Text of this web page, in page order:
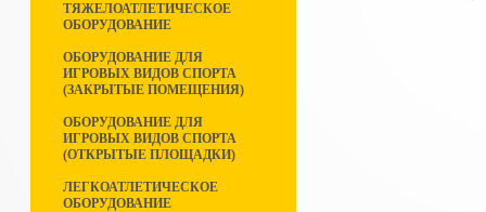
ТЯЖЕЛОАТЛЕТИЧЕСКОЕ
ОБОРУДОВАНИЕ
ОБОРУДОВАНИЕ ДЛЯ
ИГРОВЫХ ВИДОВ СПОРТА
(ЗАКРЫТЫЕ ПОМЕЩЕНИЯ)
ОБОРУДОВАНИЕ ДЛЯ
ИГРОВЫХ ВИДОВ СПОРТА
(ОТКРЫТЫЕ ПЛОЩАДКИ)
ЛЕГКОАТЛЕТИЧЕСКОЕ
ОБОРУДОВАНИЕ